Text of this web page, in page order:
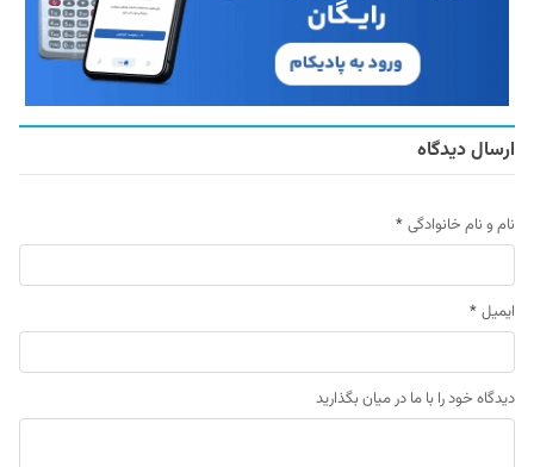
ارسال دیدگاه
نام و نام خانوادگی *
ایمیل *
دیدگاه خود را با ما در میان بگذارید